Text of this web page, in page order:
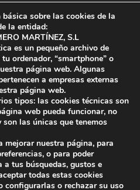
sobre las cookies de la
la entidad:
MARTÍNEZ, S.L
es un pequeño archivo de
ordenador, “smartphone” o
página web. Algunas
a empresas externas
página web.
tipos: las cookies técnicas son
web pueda funcionar, no
las únicas que tenemos
mejorar nuestra página, para
o para poder
tus búsquedas, gustos e
todas estas cookies
configurarlas o rechazar su uso